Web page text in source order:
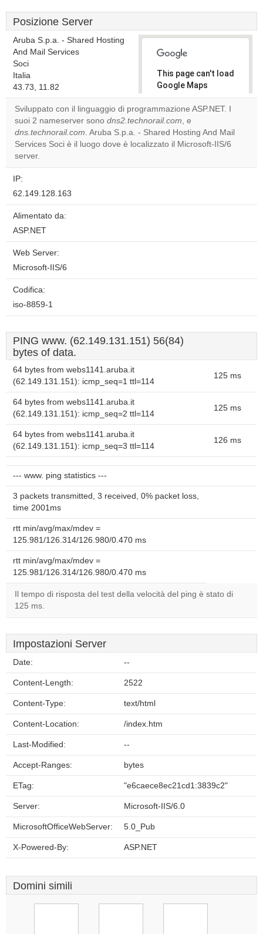
Posizione Server
Aruba S.p.a. - Shared Hosting
And Mail Services
Soci
Italia
43.73, 11.82
This page can't load
Google Maps
correctly.
Do you
own this
website?
OK
Sviluppato con il linguaggio di programmazione ASP.NET. I
suoi 2 nameserver sono dns2.technorail.com, e
dns.technorail.com. Aruba S.p.a. - Shared Hosting And Mail
Services Soci è il luogo dove è localizzato il Microsoft-IIS/6
server.
IP:
62.149.128.163
Alimentato da:
ASP.NET
Web Server:
Microsoft-IIS/6
Codifica:
iso-8859-1
PING www. (62.149.131.151) 56(84)
bytes of data.
64 bytes from webs1141.aruba.it
(62.149.131.151): icmp_seq=1 ttl=114
125 ms
64 bytes from webs1141.aruba.it
(62.149.131.151): icmp_seq=2 ttl=114
125 ms
64 bytes from webs1141.aruba.it
(62.149.131.151): icmp_seq=3 ttl=114
126 ms
--- www. ping statistics ---
3 packets transmitted, 3 received, 0% packet loss,
time 2001ms
rtt min/avg/max/mdev =
125.981/126.314/126.980/0.470 ms
rtt min/avg/max/mdev =
125.981/126.314/126.980/0.470 ms
Il tempo di risposta del test della velocità del ping è stato di
125 ms.
Impostazioni Server
Date: --
Content-Length: 2522
Content-Type: text/html
Content-Location: /index.htm
Last-Modified: --
Accept-Ranges: bytes
ETag: "e6caece8ec21cd1:3839c2"
Server: Microsoft-IIS/6.0
MicrosoftOfficeWebServer: 5.0_Pub
X-Powered-By: ASP.NET
Domini simili